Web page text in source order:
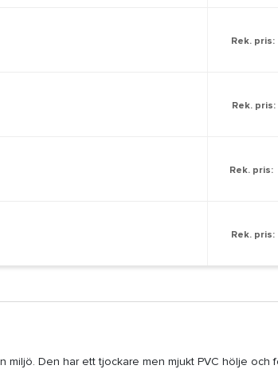
Rek. pris:
Rek. pris:
Rek. pris:
Rek. pris:
Den har ett tjockare men mjukt PVC hölje och